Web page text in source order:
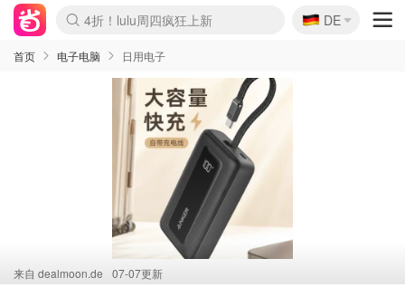
Boticinal 夏促开抢！
4折！lulu周四疯狂上新
还没结束！&OtherStories大促
Joybuy变相75折 随时失效
速领！Stanley独家85折
疑似霸哥！Camper额外叠85折
Zalando 奥莱闪促！每日更新
Moncler反季囤！5折起+叠9折
Coach Brooklyn仅€192
🇩🇪
DE
首页 电子电脑 日用电子
来自 dealmoon.de 07-07更新